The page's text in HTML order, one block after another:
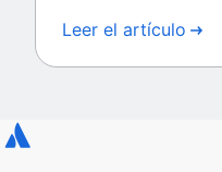
Leer el artículo